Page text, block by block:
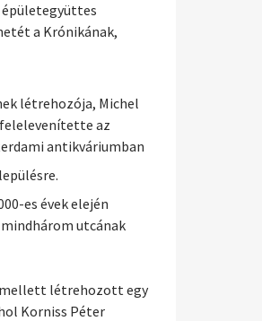
a Krónikának,
létrehozója, Michel
felelevenítette az
antikváriumban
es évek elején
utcának
létrehozott egy
Korniss Péter